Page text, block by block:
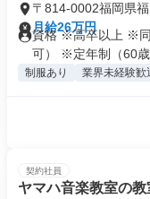
〒814-0002福岡県
月給26万円
資格 ※高卒以上 ※同
可） ※定年制（60
制服あり 業界未経験歓
契約社員
ヤマハ音楽教室の